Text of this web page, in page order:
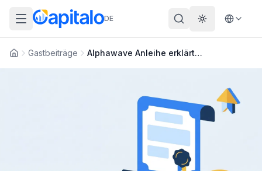
DE Theme
Gastbeiträge Alphawave Anleihe erklärt: Funktionsweise, Zinsen und Erfahrungen für Anleger